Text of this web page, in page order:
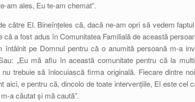
am ales, Eu te-am chemat”.
către El. Bineînțeles că, dacă ne-am opri să vedem
a fost adus în Comunitatea Familială de această
întâlnit pe Domnul pentru că o anumită persoană m-a
„Eu mă aflu în această comunitate pentru că la
trebuie să înlocuiască firma originală. Fiecare dintre
aici, e pentru că, dincolo de toate intervențiile, El este cel
a căutat și mă caută”.